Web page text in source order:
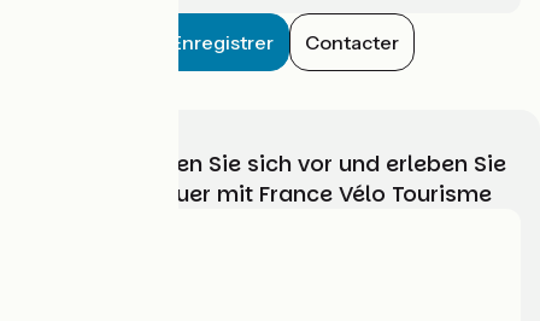
Enregistrer Contacter
Wählen, bereiten Sie sich vor und erleben Sie
Ihr Radabenteuer mit France Vélo Tourisme